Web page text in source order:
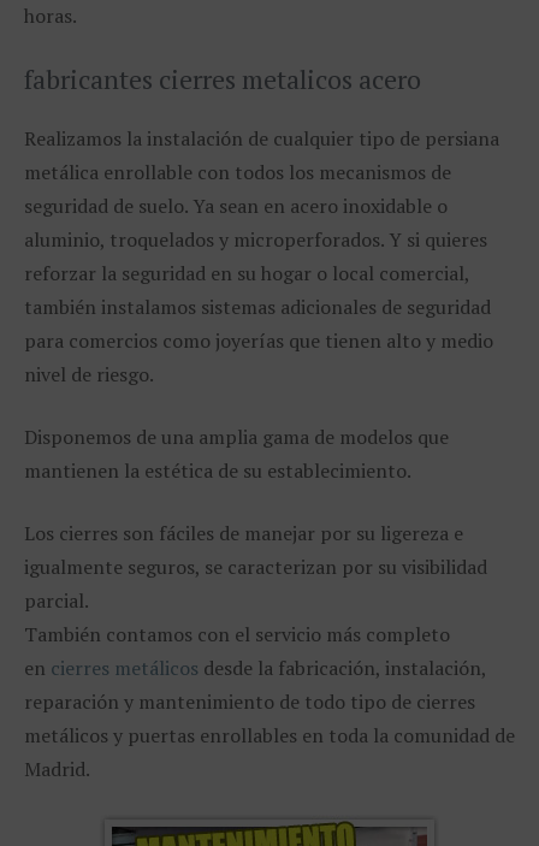
horas.
fabricantes cierres metalicos acero
Realizamos la instalación de cualquier tipo de persiana
metálica enrollable con todos los mecanismos de
seguridad de suelo. Ya sean en acero inoxidable o
aluminio, troquelados y microperforados. Y si quieres
reforzar la seguridad en su hogar o local comercial,
también instalamos sistemas adicionales de seguridad
para comercios como joyerías que tienen alto y medio
nivel de riesgo.
Disponemos de una amplia gama de modelos que
mantienen la estética de su establecimiento.
Los cierres son fáciles de manejar por su ligereza e
igualmente seguros, se caracterizan por su visibilidad
parcial.
También contamos con el servicio más completo
en cierres metálicos desde la fabricación, instalación,
reparación y mantenimiento de todo tipo de cierres
metálicos y puertas enrollables en toda la comunidad de
Madrid.